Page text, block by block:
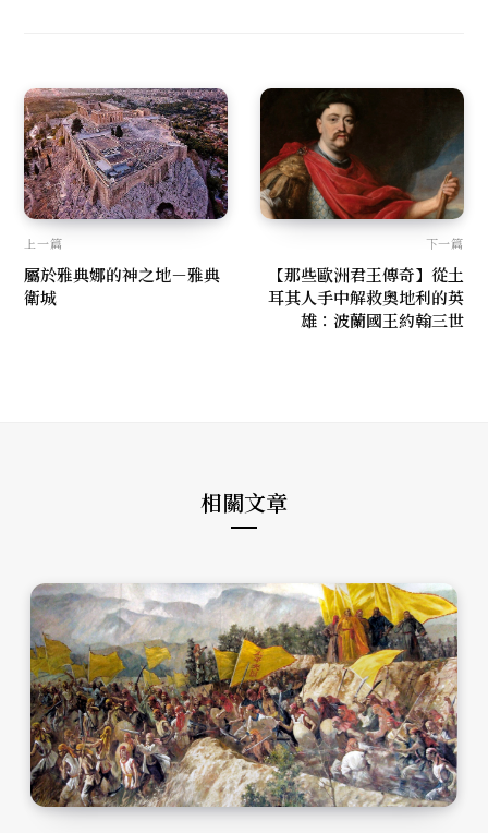
上一篇
屬於雅典娜的神之地－雅典
衛城
下一篇
【那些歐洲君王傳奇】從土
耳其人手中解救奧地利的英
雄：波蘭國王約翰三世
相關文章